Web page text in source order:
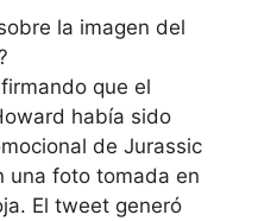
la imagen del
que el
había sido
de Jurassic
una foto tomada en
El tweet generó